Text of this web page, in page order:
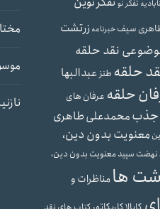
تفکر نو
سیفخبرنامهزرتشت
نقد حلقه
حلقه طنزعبدالبها
حلقه عرفان های
جذبمحمدعلی طاهری
معنویت بدون دین،
نهضت سپیدمعنویت بدون دین،
هامناظرات و